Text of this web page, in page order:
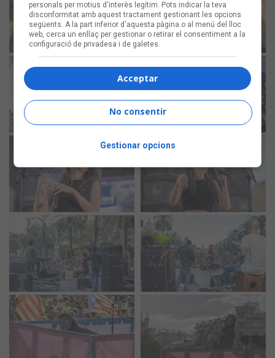
personals per motius d'interès legítim. Pots indicar la teva
disconformitat amb aquest tractament gestionant les opcions
següents. A la part inferior d'aquesta pàgina o al menú del lloc
web, cerca un enllaç per gestionar o retirar el consentiment a la
configuració de privadesa i de galetes.
Acceptar
No consentir
Gestionar opcions